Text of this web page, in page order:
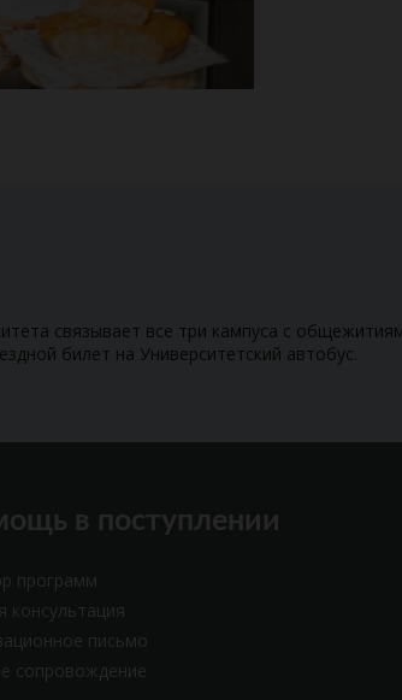
связывает все три кампуса с
билет на Университетский автобус.
в поступлении
программ
консультация
письмо
сопровождение